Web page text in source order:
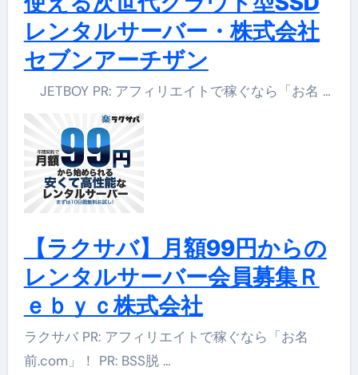
レンタルサーバー・株式会社
セブンアーチザン
JETBOY PR: アフィリエイトで稼ぐなら「お名 …
【ラクサバ】月額99円からの
レンタルサーバー会員募集Ｒ
ｅｂｙｃ株式会社
ラクサバ PR: アフィリエイトで稼ぐなら「お名
前.com」！ PR: BSS脱 …